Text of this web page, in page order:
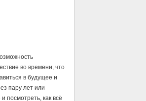
во времени, что
в будущее и
пару лет или
посмотреть, как всё